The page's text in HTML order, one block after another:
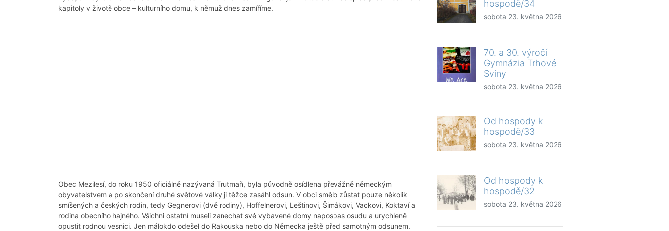
kapitoly v životě obce – kulturního domu, k němuž dnes zamíříme.
Obec Mezilesí, do roku 1950 oficiálně nazývaná Trutmaň, byla původně osídlena převážně německým
obyvatelstvem a po skončení druhé světové války ji těžce zasáhl odsun. V obci smělo zůstat pouze několik
smíšených a českých rodin, tedy Gegnerovi (dvě rodiny), Hoffelnerovi, Leštinovi, Šimákovi, Vackovi, Koktaví a
rodina obecního hajného. Všichni ostatní museli zanechat své vybavené domy napospas osudu a urychleně
opustit rodnou vesnici. Jen málokdo odešel do Rakouska nebo do Německa ještě před samotným odsunem.
hospodě/34
sobota 23. května 2026
70. a 30. výročí
Gymnázia Trhové
Sviny
sobota 23. května 2026
Od hospody k
hospodě/33
sobota 23. května 2026
Od hospody k
hospodě/32
sobota 23. května 2026